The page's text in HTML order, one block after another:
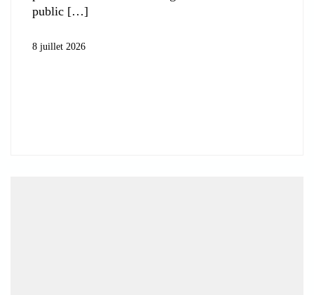
public
8 juillet 2026